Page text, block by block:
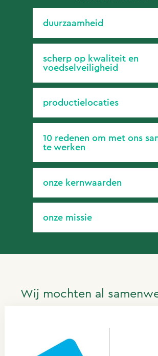
duurzaamheid
scherp op kwaliteit en
voedselveiligheid
productielocaties
10 redenen om met ons
te werken
onze kernwaarden
onze missie
Wij mochten al